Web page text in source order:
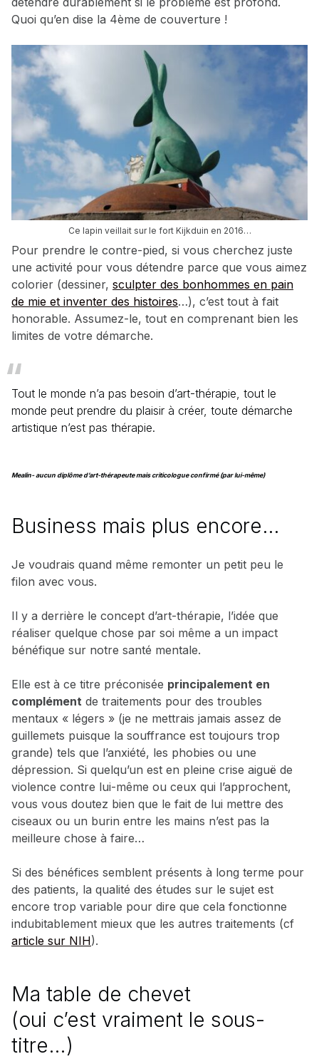
Quoi qu’en dise la 4ème de couverture !
Ce lapin veillait sur le fort Kijkduin en 2016…
Pour prendre le contre-pied, si vous cherchez juste
une activité pour vous détendre parce que vous aimez
colorier (dessiner, sculpter des bonhommes en pain
de mie et inventer des histoires…), c’est tout à fait
honorable. Assumez-le, tout en comprenant bien les
limites de votre démarche.
Tout le monde n’a pas besoin d’art-thérapie, tout le
monde peut prendre du plaisir à créer, toute démarche
artistique n’est pas thérapie.
Mealin- aucun diplôme d’art-thérapeute mais criticologue confirmé (par lui-même)
Business mais plus encore…
Je voudrais quand même remonter un petit peu le
filon avec vous.
Il y a derrière le concept d’art-thérapie, l’idée que
réaliser quelque chose par soi même a un impact
bénéfique sur notre santé mentale.
Elle est à ce titre préconisée principalement en
complément de traitements pour des troubles
mentaux « légers » (je ne mettrais jamais assez de
guillemets puisque la souffrance est toujours trop
grande) tels que l’anxiété, les phobies ou une
dépression. Si quelqu’un est en pleine crise aiguë de
violence contre lui-même ou ceux qui l’approchent,
vous vous doutez bien que le fait de lui mettre des
ciseaux ou un burin entre les mains n’est pas la
meilleure chose à faire…
Si des bénéfices semblent présents à long terme pour
des patients, la qualité des études sur le sujet est
encore trop variable pour dire que cela fonctionne
indubitablement mieux que les autres traitements (cf
article sur NIH).
Ma table de chevet
(oui c’est vraiment le sous-
titre…)